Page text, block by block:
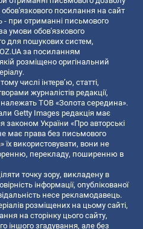
посилання на сайт
- при отриманні письмового
умови обов'язкового
для пошукових систем,
за посиланням
розміщено оригінальний
числі інтерв’ю, статті,
журналістів редакції,
ТОВ «Золота середина».
Getty Images редакція має
законом України «Про авторські
має права без письмового
використовувати, вони не
перекладу, поширенню в
точку зору, викладену в
інформації, опублікованої
несе рекламодавець.
розміщених на цьому сайті,
на сторінку цього сайту,
іншого згадування, але без